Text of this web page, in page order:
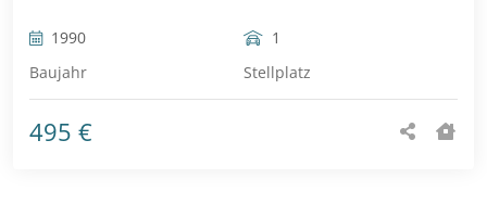
1990
Baujahr
1
Stellplatz
495 €